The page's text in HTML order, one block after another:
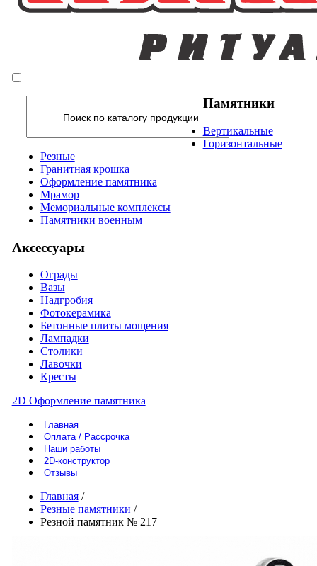
Памятники
Вертикальные
Горизонтальные
Резные
Гранитная крошка
Оформление памятника
Мрамор
Мемориальные комплексы
Памятники военным
Аксессуары
Ограды
Вазы
Надгробия
Фотокерамика
Бетонные плиты мощения
Лампадки
Столики
Лавочки
Кресты
2D Оформление памятника
Главная
Оплата / Рассрочка
Наши работы
2D-конструктор
Отзывы
Главная /
Резные памятники /
Резной памятник № 217